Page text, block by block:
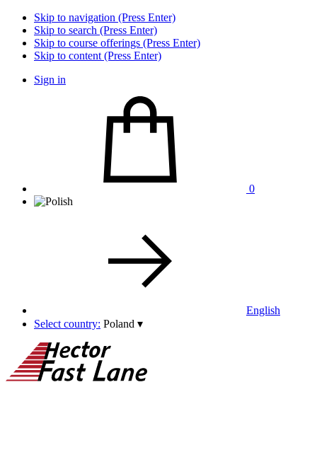
Skip to navigation (Press Enter)
Skip to search (Press Enter)
Skip to course offerings (Press Enter)
Skip to content (Press Enter)
Sign in
0
English
Select country: Poland ▾